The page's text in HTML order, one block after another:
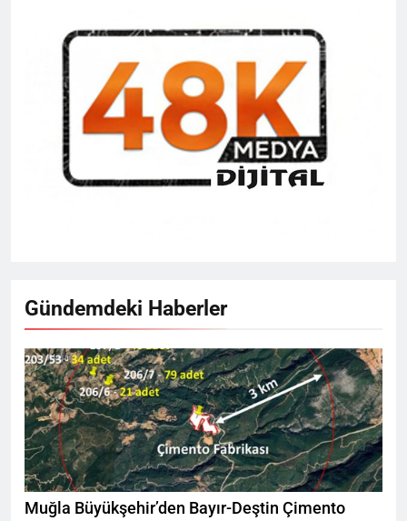
Gündemdeki Haberler
Muğla Büyükşehir’den Bayır-Deştin Çimento